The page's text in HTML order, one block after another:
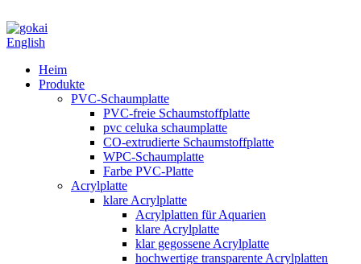
English
Heim
Produkte
PVC-Schaumplatte
PVC-freie Schaumstoffplatte
pvc celuka schaumplatte
CO-extrudierte Schaumstoffplatte
WPC-Schaumplatte
Farbe PVC-Platte
Acrylplatte
klare Acrylplatte
Acrylplatten für Aquarien
klare Acrylplatte
klar gegossene Acrylplatte
hochwertige transparente Acrylplatten